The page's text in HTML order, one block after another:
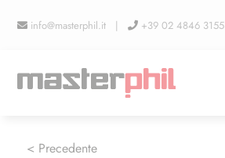
info@masterphil.it | +39 02 4846 3155
< Precedente